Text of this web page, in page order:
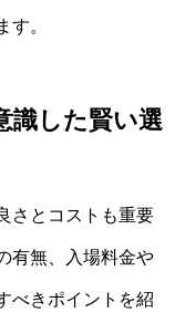
す。
識した賢い選
さとコストも重要
有無、入場料金や
べきポイントを紹